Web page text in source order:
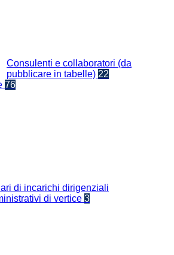
Consulenti e collaboratori (da
pubblicare in tabelle) 22
76
di incarichi dirigenziali
di vertice 3